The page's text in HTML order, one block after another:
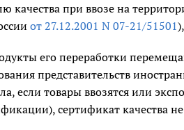
качества при ввозе на
от 27.12.2001 N 07-21/51501
его переработки
представительств
если товары ввозятся или
сертификат качества не